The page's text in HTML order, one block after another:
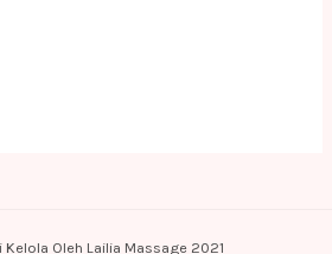
Kelola Oleh Lailia Massage 2021